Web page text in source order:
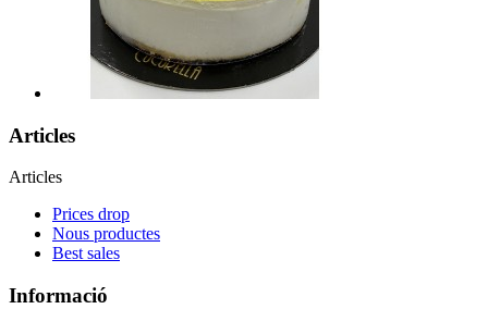
Articles
Articles
Prices drop
Nous productes
Best sales
Informació